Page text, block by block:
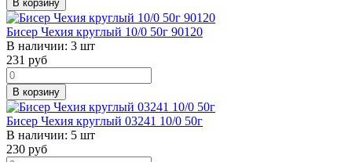
В корзину
Бисер Чехия круглый 10/0 50г 90120
В наличии: 3 шт
231 руб
В корзину
Бисер Чехия круглый 03241 10/0 50г
В наличии: 5 шт
230 руб